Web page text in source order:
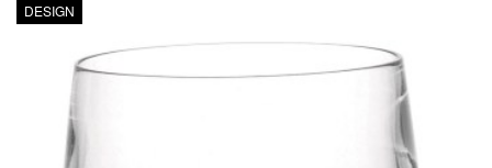
DESIGN